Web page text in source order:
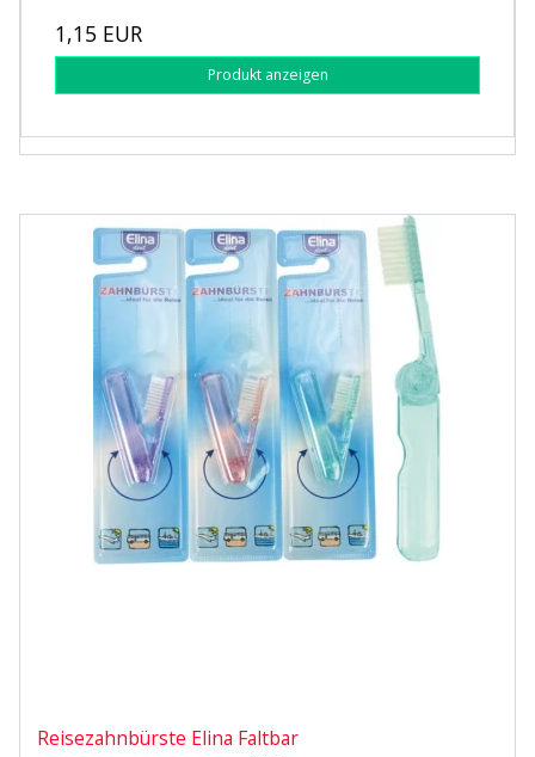
1,15 EUR
Produkt anzeigen
Reisezahnbürste Elina Faltbar